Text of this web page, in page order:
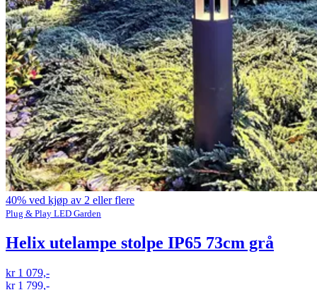
40% ved kjøp av 2 eller flere
Plug & Play LED Garden
Helix utelampe stolpe IP65 73cm grå
kr 1 079,-
kr 1 799,-